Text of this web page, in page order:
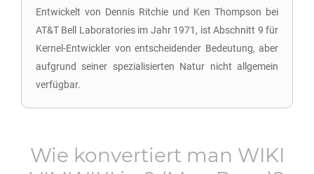
Entwickelt von Dennis Ritchie und Ken Thompson bei
AT&T Bell Laboratories im Jahr 1971, ist Abschnitt 9 für
Kernel-Entwickler von entscheidender Bedeutung, aber
aufgrund seiner spezialisierten Natur nicht allgemein
verfügbar.
Wie konvertiert man WIKI